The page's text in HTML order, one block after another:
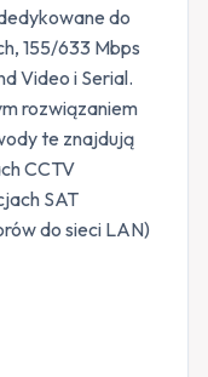
do
155/633 Mbps
Video i Serial.
rozwiązaniem
te znajdują
CCTV
SAT
do sieci LAN)